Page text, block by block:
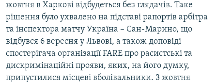
жовтня в Харкові відбудеться без глядачів. Таке
рішення було ухвалено на підставі рапортів арбітра
та інспектора матчу Україна – Сан-Марино, що
відбувся 6 вересня у Львові, а також доповіді
спостерігача організації FARE про расистські та
дискримінаційні прояви, яких, на його думку,
припустилися місцеві вболівальники. 3 жовтня